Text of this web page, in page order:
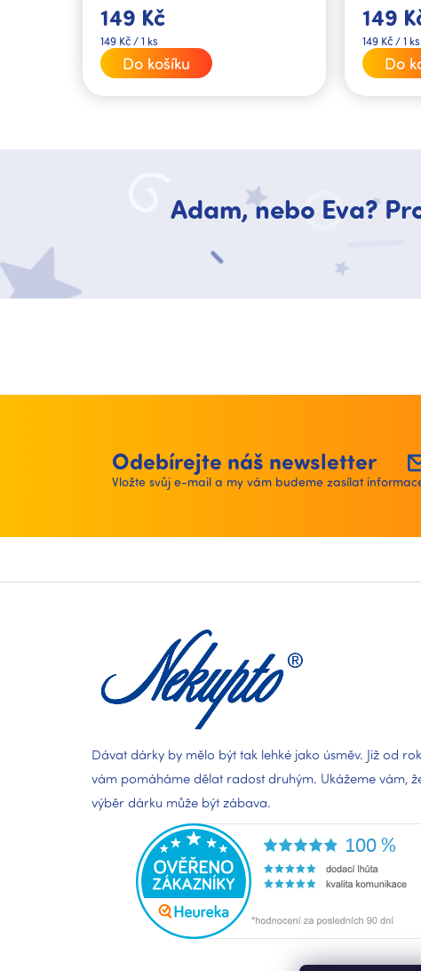
149 Kč
Měrná
cena:
149 Kč / 1 ks
Do košíku
149
Měrná
cena:
149 Kč / 1 ks
Do
Adam, nebo Eva?
Odebírejte náš newsletter
Vložte svůj e-mail a my vám budeme zasílat
á
Dávat dárky by mělo být tak lehké jako úsměv. Již od
vám pomáháme dělat radost druhým. Ukážeme vám,
výběr dárku může být zábava.